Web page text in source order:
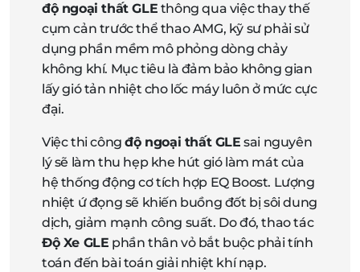
độ ngoại thất GLE thông qua việc thay thế
cụm cản trước thể thao AMG, kỹ sư phải sử
dụng phần mềm mô phỏng dòng chảy
không khí. Mục tiêu là đảm bảo không gian
lấy gió tản nhiệt cho lốc máy luôn ở mức cực
đại.
Việc thi côngđộ ngoại thất GLE sai nguyên
lý sẽ làm thu hẹp khe hút gió làm mát của
hệ thống động cơ tích hợp EQ Boost. Lượng
nhiệt ứ đọng sẽ khiến buồng đốt bị sôi dung
dịch, giảm mạnh công suất. Do đó, thao tác
Độ Xe GLE phần thân vỏ bắt buộc phải tính
toán đến bài toán giải nhiệt khí nạp.